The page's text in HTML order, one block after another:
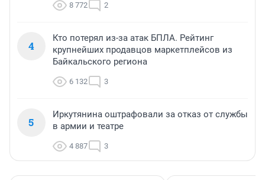
8 772 2
4
Кто потерял из-за атак БПЛА. Рейтинг
крупнейших продавцов маркетплейсов из
Байкальского региона
6 132 3
5
Иркутянина оштрафовали за отказ от службы
в армии и театре
4 887 3